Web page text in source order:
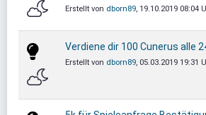
Erstellt von dborn89 , 19.10.2019 08:04
Verdiene dir 100 Cunerus alle
Erstellt von dborn89 , 05.03.2019 19:31